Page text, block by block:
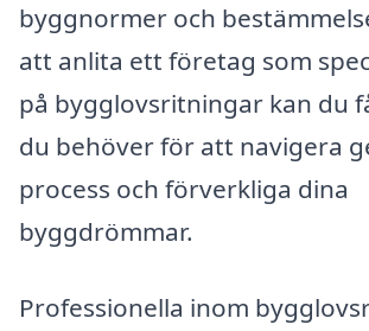
byggnormer och
att anlita ett företag som
på bygglovsritningar kan du
du behöver för att navigera
process och förverkliga dina
byggdrömmar.
Professionella inom